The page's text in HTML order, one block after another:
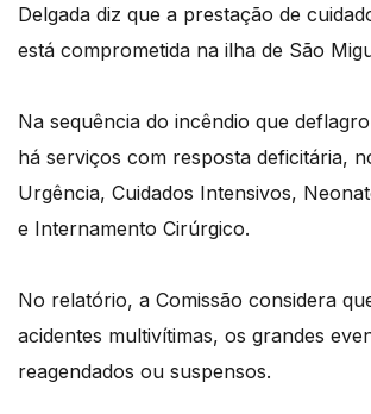
Delgada diz que a prestação de
está comprometida na ilha de São
Na sequência do incêndio que
há serviços com resposta deficitária,
Urgência, Cuidados Intensivos,
e Internamento Cirúrgico.
No relatório, a Comissão considera
acidentes multivítimas, os grandes
reagendados ou suspensos.